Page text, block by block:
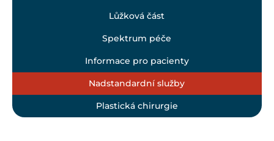
Lůžková část
Spektrum péče
Informace pro pacienty
Nadstandardní služby
Plastická chirurgie